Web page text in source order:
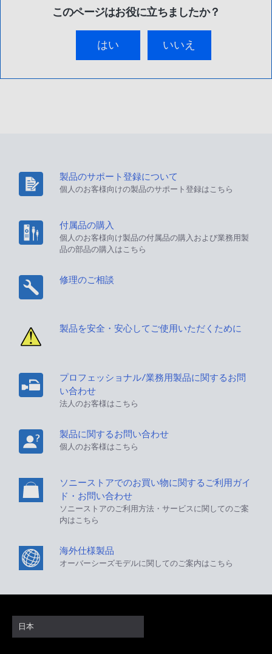
このページはお役に立ちましたか？
はい いいえ
製品のサポート登録について
個人のお客様向けの製品のサポート登録はこちら
付属品の購入
個人のお客様向け製品の付属品の購入および業務用製
品の部品の購入はこちら
修理のご相談
製品を安全・安心してご使用いただくために
プロフェッショナル/業務用製品に関するお問
い合わせ
法人のお客様はこちら
製品に関するお問い合わせ
個人のお客様はこちら
ソニーストアでのお買い物に関するご利用ガイ
ド・お問い合わせ
ソニーストアのご利用方法・サービスに関してのご案
内はこちら
海外仕様製品
オーバーシーズモデルに関してのご案内はこちら
日本